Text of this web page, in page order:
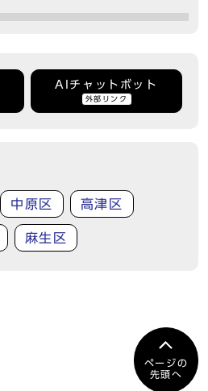
AIチャットボット
外部リンク
中原区 高津区
麻生区
ページの
先頭へ